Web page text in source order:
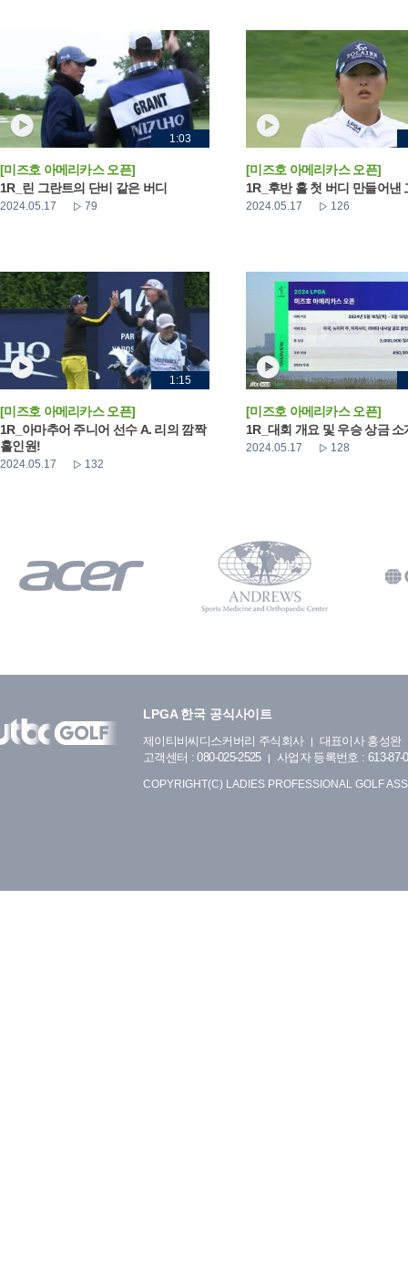
1:03
[미즈호 아메리카스 오픈]
1R_린 그란트의 단비 같은 버디
2024.05.17 79
[미즈호 아메리카스 오픈]
1R_후반 홀 첫 버디 만들어낸
2024.05.17 126
1:15
[미즈호 아메리카스 오픈]
1R_아마추어 주니어 선수 A. 리의 깜짝
홀인원!
2024.05.17 132
[미즈호 아메리카스 오픈]
1R_대회 개요 및 우승 상금 소
2024.05.17 128
LPGA 한국 공식사이트
제이티비씨디스커버리 주식회사
대표이사 홍성완
고객센터 : 080-025-2525
사업자 등록번호 : 613-87-
COPYRIGHT(C) LADIES PROFESSIONAL GOLF